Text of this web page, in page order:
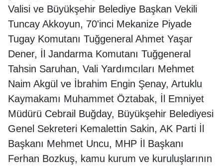
Valisi ve Büyükşehir Belediye Başkan Vekili
Tuncay Akkoyun, 70'inci Mekanize Piyade
Tugay Komutanı Tuğgeneral Ahmet Yaşar
Dener, İl Jandarma Komutanı Tuğgeneral
Tahsin Saruhan, Vali Yardımcıları Mehmet
Naim Akgül ve İbrahim Engin Şenay, Artuklu
Kaymakamı Muhammet Öztabak, İl Emniyet
Müdürü Cebrail Buğday, Büyükşehir Belediyesi
Genel Sekreteri Kemalettin Sakin, AK Parti İl
Başkanı Mehmet Uncu, MHP İl Başkanı
Ferhan Bozkuş, kamu kurum ve kuruluşlarının